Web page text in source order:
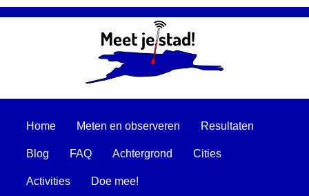
Home Meten en observeren Resultaten
Blog FAQ Achtergrond Cities
Activities Doe mee!